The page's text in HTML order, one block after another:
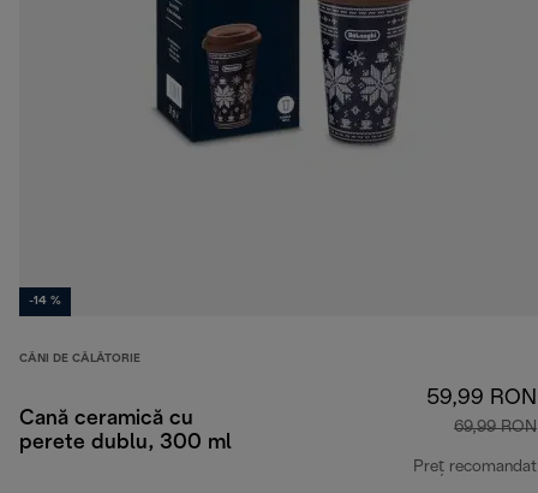
-14 %
CĂNI DE CĂLĂTORIE
Cană ceramică cu
perete dublu, 300 ml
59,99 RON
69,99 RON
Preț recomandat